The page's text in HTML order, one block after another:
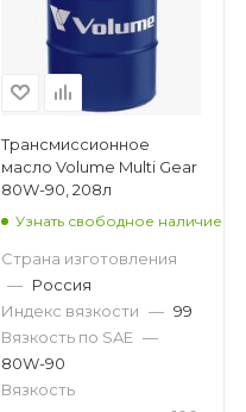
Трансмиссионное
масло Volume Multi Gear
80W-90, 208л
Узнать свободное наличие
Страна изготовления
— Россия
Индекс вязкости — 99
Вязкость по SAE —
80W-90
Вязкость